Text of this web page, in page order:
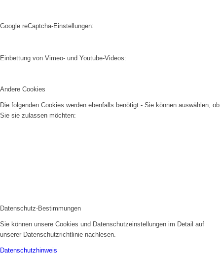
Google reCaptcha-Einstellungen:
Einbettung von Vimeo- und Youtube-Videos:
Andere Cookies
Die folgenden Cookies werden ebenfalls benötigt - Sie können auswählen, ob
Sie sie zulassen möchten:
Datenschutz-Bestimmungen
Sie können unsere Cookies und Datenschutzeinstellungen im Detail auf
unserer Datenschutzrichtlinie nachlesen.
Datenschutzhinweis